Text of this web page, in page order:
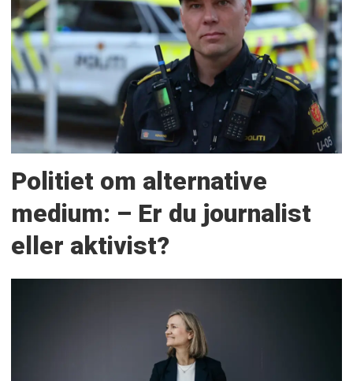
Politiet om alternative
medium: – Er du journalist
eller aktivist?